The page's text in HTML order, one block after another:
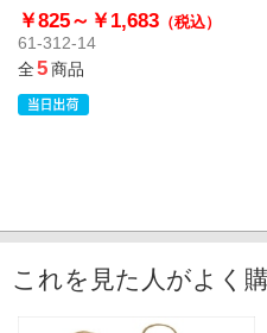
￥825～ ￥1,683 （税込）
61-312-14
全5商品
これを見た人がよく